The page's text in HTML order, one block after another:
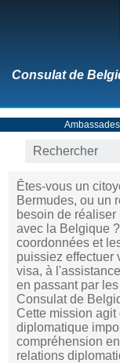
Consulat de
Êtes-vous un
Bermudes, ou un
besoin de
avec la Belgique
coordonnées et
puissiez effectuer
visa, à
en passant par
Consulat de
Cette mission
diplomatique
compréhension
relations